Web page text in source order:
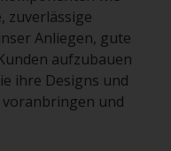
zuverlässige
Anliegen, gute
aufzubauen
ihre Designs und
und